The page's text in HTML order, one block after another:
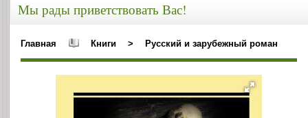
Мы рады приветствовать Вас!
Главная Книги > Русский и зарубежный роман